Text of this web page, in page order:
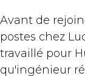
Avant de
postes chez
travaillé pour
qu'ingénieur